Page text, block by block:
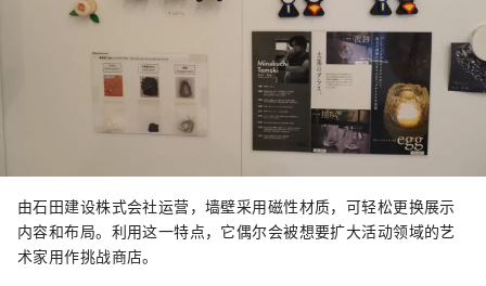
由石田建设株式会社运营，墙壁采用磁性材质，可轻松更换展示
内容和布局。利用这一特点，它偶尔会被想要扩大活动领域的艺
术家用作挑战商店。